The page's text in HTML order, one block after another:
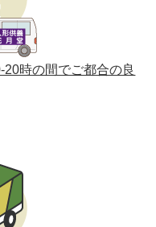
8日(月)
16日(木)
13日(木)
12日(水)
13日(水)
時の間でご都合の良